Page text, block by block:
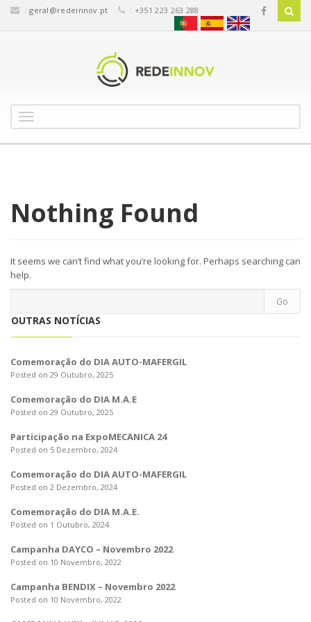
:geral@redeinnov.pt : +351 223 263 288
o
g
a
g
o
Nothing Found
It seems we can’t find what you’re looking for. Perhaps searching can
help.
OUTRAS NOTÍCIAS
Comemoração do DIA AUTO-MAFERGIL
Posted on 29 Outubro, 2025
Comemoração do DIA M.A.E
Posted on 29 Outubro, 2025
Participação na ExpoMECÂNICA 24
Posted on 5 Dezembro, 2024
Comemoração do DIA AUTO-MAFERGIL
Posted on 2 Dezembro, 2024
Comemoração do DIA M.A.E.
Posted on 1 Outubro, 2024
Campanha DAYCO – Novembro 2022
Posted on 10 Novembro, 2022
Campanha BENDIX – Novembro 2022
Posted on 10 Novembro, 2022